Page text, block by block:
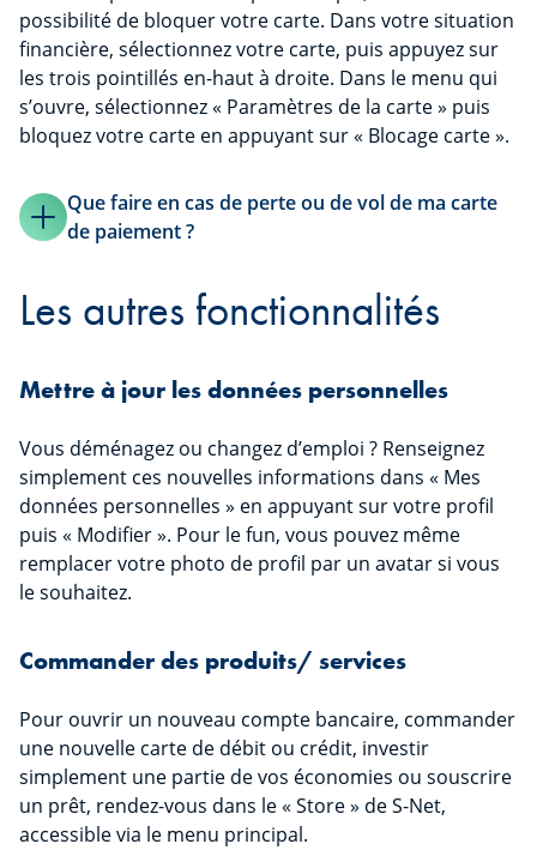
possibilité de bloquer votre carte. Dans votre situation
financière, sélectionnez votre carte, puis appuyez sur
les trois pointillés en-haut à droite. Dans le menu qui
s’ouvre, sélectionnez « Paramètres de la carte » puis
bloquez votre carte en appuyant sur « Blocage carte ».
Que faire en cas de perte ou de vol de ma carte
de paiement ?
Les autres fonctionnalités
Mettre à jour les données personnelles
Vous déménagez ou changez d’emploi ? Renseignez
simplement ces nouvelles informations dans « Mes
données personnelles » en appuyant sur votre profil
puis « Modifier ». Pour le fun, vous pouvez même
remplacer votre photo de profil par un avatar si vous
le souhaitez.
Commander des produits/ services
Pour ouvrir un nouveau compte bancaire, commander
une nouvelle carte de débit ou crédit, investir
simplement une partie de vos économies ou souscrire
un prêt, rendez-vous dans le « Store » de S-Net,
accessible via le menu principal.